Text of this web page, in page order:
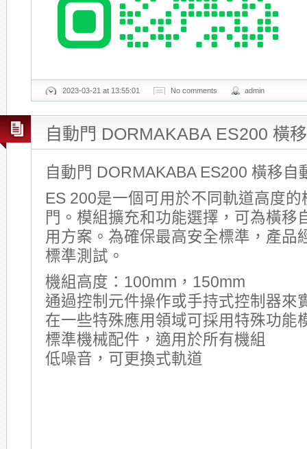
2023-03-21 at 13:55:01 No comments admin
自動門 DORMAKABA ES200 橫
自動門 DORMAKABA ES200 橫移自
ES 200是一個可用於不同軌道高度
門。模組擴充和功能選擇，可為橫移
用方案。為確保最高安全標準，產品
標準測試。
機組高度：100mm，150mm
通過控制元件操作或手持式控制器來
在一些特殊應用領域可採用特殊功能
標準機械配件，適用於所有機組
低噪音，可更換式軌道